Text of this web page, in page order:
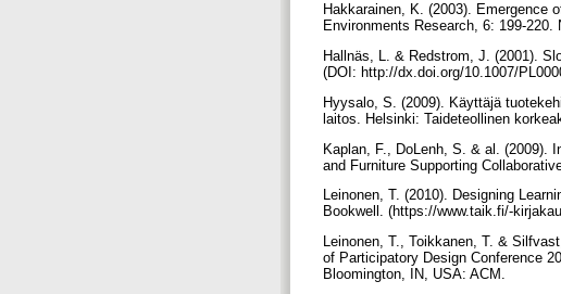
Hakkarainen, K. (2003). Emergence
Environments Research, 6: 199-
Hallnäs, L. & Redstrom, J. (2001).
(DOI: http://dx.doi.org/10.1007/
Hyysalo, S. (2009). Käyttäjä
laitos. Helsinki: Taideteollinen
Kaplan, F., DoLenh, S. & al. (2009).
and Furniture Supporting
Leinonen, T. (2010). Designing
Bookwell. (https://www.taik.fi/-
Leinonen, T., Toikkanen, T. &
of Participatory Design Conference
Bloomington, IN, USA: ACM.